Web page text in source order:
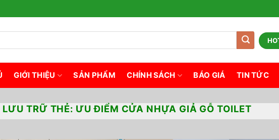
GIỚI THIỆU SẢN PHẨM CHÍNH SÁCH BÁO GIÁ TIN TỨC
LƯU TRỮ THẺ: ƯU ĐIỂM CỬA NHỰA GIẢ GỖ TOILET